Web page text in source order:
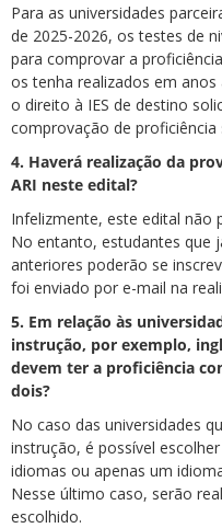
Para as universidades
de 2025-2026, os testes de
para comprovar a
os tenha realizados em
o direito à IES de destino
comprovação de proficiência
4. Haverá realização da
ARI neste edital?
Infelizmente, este edital não
No entanto, estudantes que
anteriores poderão se
foi enviado por e-mail na
5. Em relação às
instrução, por exemplo,
devem ter a proficiência
dois?
No caso das universidades
instrução, é possível
idiomas ou apenas um
Nesse último caso, serão
escolhido.